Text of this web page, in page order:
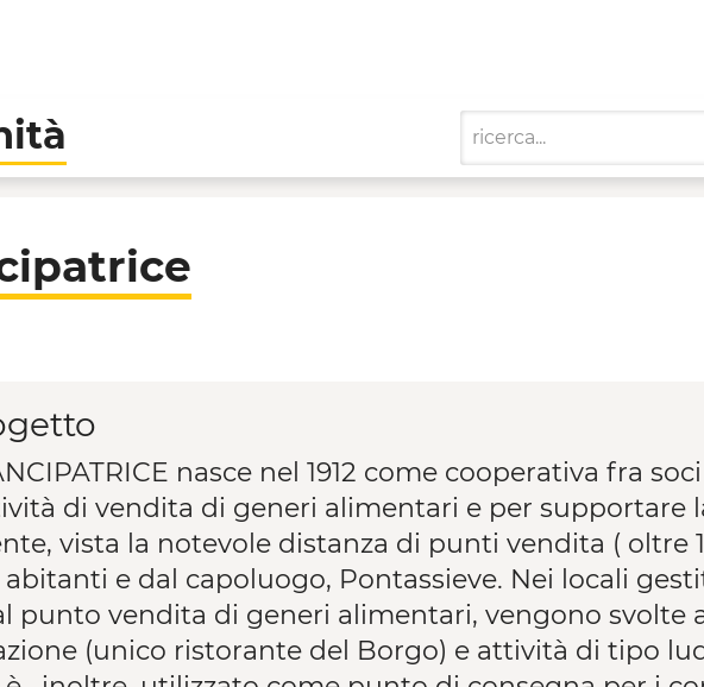
di Comunità
nasce nel 1912 come cooperativa fra
di vendita di generi alimentari e per supportare
vista la notevole distanza di punti vendita ( oltre
e dal capoluogo, Pontassieve. Nei locali
punto vendita di generi alimentari, vengono svolte
(unico ristorante del Borgo) e attività di tipo